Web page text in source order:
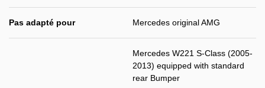
Pas adapté pour Mercedes original AMG
Mercedes W221 S-Class (2005-
2013) equipped with standard
rear Bumper